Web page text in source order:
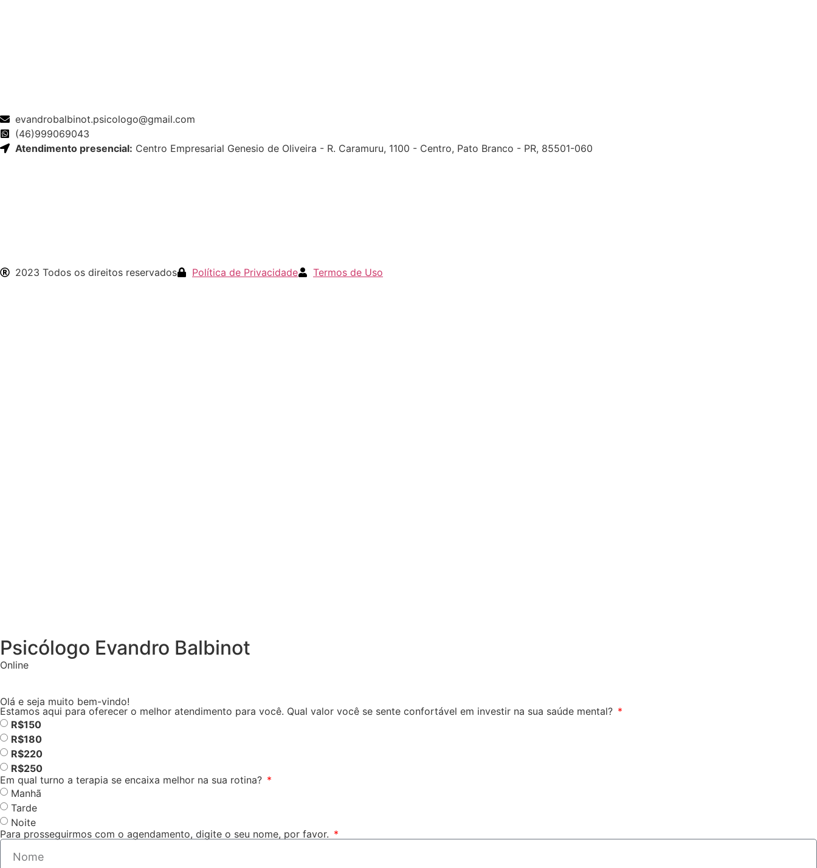
evandrobalbinot.psicologo@gmail.com
(46)999069043
Atendimento presencial: Centro Empresarial Genesio de Oliveira - R. Caramuru, 1100 - Centro, Pato Branco - PR, 85501-060
2023 Todos os direitos reservados Política de Privacidade Termos de Uso
Psicólogo Evandro Balbinot
Online
Olá e seja muito bem-vindo!
Estamos aqui para oferecer o melhor atendimento para você. Qual valor você se sente confortável em investir na sua saúde mental?
R$150
R$180
R$220
R$250
Em qual turno a terapia se encaixa melhor na sua rotina?
Manhã
Tarde
Noite
Para prosseguirmos com o agendamento, digite o seu nome, por favor.